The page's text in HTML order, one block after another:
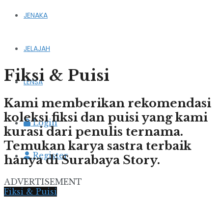
JENAKA
JELAJAH
LENSA
Login
Register
Fiksi & Puisi
Kami memberikan rekomendasi
koleksi fiksi dan puisi yang kami
kurasi dari penulis ternama.
Temukan karya sastra terbaik
hanya di Surabaya Story.
ADVERTISEMENT
Fiksi & Puisi